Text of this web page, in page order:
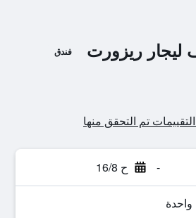
ليجار ريزورت فندق
- ح 16/8